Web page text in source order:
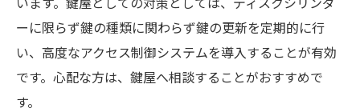
ーに限らず鍵の種類に関わらず鍵の更新を定期的に行
い、高度なアクセス制御システムを導入することが有効
です。心配な方は、鍵屋へ相談することがおすすめで
す。